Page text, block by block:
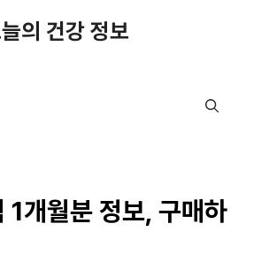
의 건강 정보
1개월분 정보, 구매하